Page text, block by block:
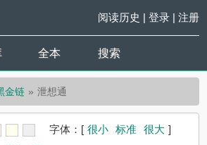
阅读历史 | 登录| 注册
全本 搜索
金链 泄想通
字体： [ 很小 标准 很大 ]